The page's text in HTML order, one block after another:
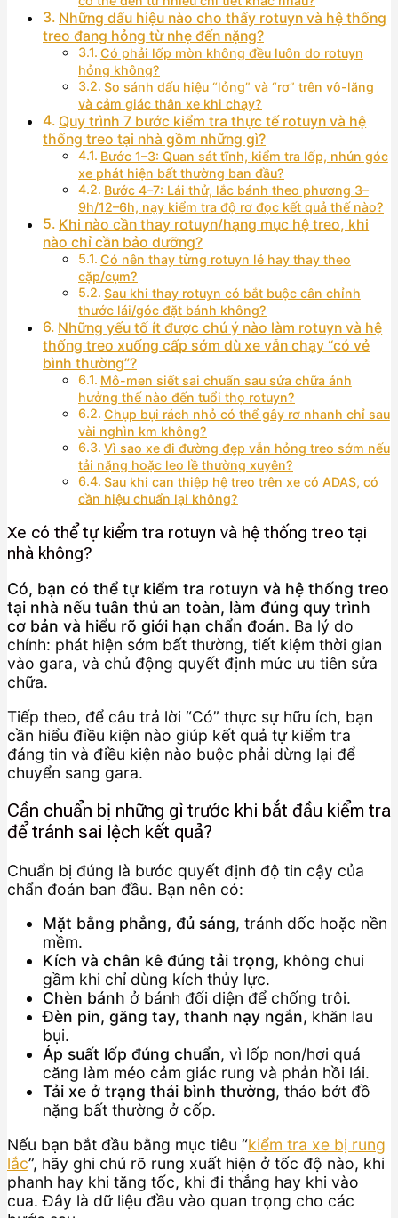
Những dấu hiệu nào cho thấy rotuyn và hệ thống
treo đang hỏng từ nhẹ đến nặng?
Có phải lốp mòn không đều luôn do rotuyn
hỏng không?
So sánh dấu hiệu “lỏng” và “rơ” trên vô-lăng
và cảm giác thân xe khi chạy?
Quy trình 7 bước kiểm tra thực tế rotuyn và hệ
thống treo tại nhà gồm những gì?
Bước 1–3: Quan sát tĩnh, kiểm tra lốp, nhún góc
xe phát hiện bất thường ban đầu?
Bước 4–7: Lái thử, lắc bánh theo phương 3–
9h/12–6h, nạy kiểm tra độ rơ đọc kết quả thế nào?
Khi nào cần thay rotuyn/hạng mục hệ treo, khi
nào chỉ cần bảo dưỡng?
Có nên thay từng rotuyn lẻ hay thay theo
cặp/cụm?
Sau khi thay rotuyn có bắt buộc cân chỉnh
thước lái/góc đặt bánh không?
Những yếu tố ít được chú ý nào làm rotuyn và hệ
thống treo xuống cấp sớm dù xe vẫn chạy “có vẻ
bình thường”?
Mô-men siết sai chuẩn sau sửa chữa ảnh
hưởng thế nào đến tuổi thọ rotuyn?
Chụp bụi rách nhỏ có thể gây rơ nhanh chỉ sau
vài nghìn km không?
Vì sao xe đi đường đẹp vẫn hỏng treo sớm nếu
tải nặng hoặc leo lề thường xuyên?
Sau khi can thiệp hệ treo trên xe có ADAS, có
cần hiệu chuẩn lại không?
Xe có thể tự kiểm tra rotuyn và hệ thống treo tại
nhà không?
Có, bạn có thể tự kiểm tra rotuyn và hệ thống treo
tại nhà nếu tuân thủ an toàn, làm đúng quy trình
cơ bản và hiểu rõ giới hạn chẩn đoán. Ba lý do
chính: phát hiện sớm bất thường, tiết kiệm thời gian
vào gara, và chủ động quyết định mức ưu tiên sửa
chữa.
Tiếp theo, để câu trả lời “Có” thực sự hữu ích, bạn
cần hiểu điều kiện nào giúp kết quả tự kiểm tra
đáng tin và điều kiện nào buộc phải dừng lại để
chuyển sang gara.
Cần chuẩn bị những gì trước khi bắt đầu kiểm tra
để tránh sai lệch kết quả?
Chuẩn bị đúng là bước quyết định độ tin cậy của
chẩn đoán ban đầu. Bạn nên có:
Mặt bằng phẳng, đủ sáng, tránh dốc hoặc nền
mềm.
Kích và chân kê đúng tải trọng, không chui
gầm khi chỉ dùng kích thủy lực.
Chèn bánh ở bánh đối diện để chống trôi.
Đèn pin, găng tay, thanh nạy ngắn, khăn lau
bụi.
Áp suất lốp đúng chuẩn, vì lốp non/hơi quá
căng làm méo cảm giác rung và phản hồi lái.
Tải xe ở trạng thái bình thường, tháo bớt đồ
nặng bất thường ở cốp.
Nếu bạn bắt đầu bằng mục tiêu “kiểm tra xe bị rung
lắc”, hãy ghi chú rõ rung xuất hiện ở tốc độ nào, khi
phanh hay khi tăng tốc, khi đi thẳng hay khi vào
cua. Đây là dữ liệu đầu vào quan trọng cho các